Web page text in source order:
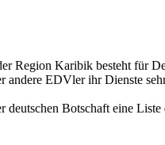
Region Karibik besteht für
andere EDVler ihr Dienste
Botschaft eine